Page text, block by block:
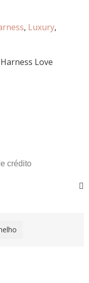
, Luxury,
Love
crédito